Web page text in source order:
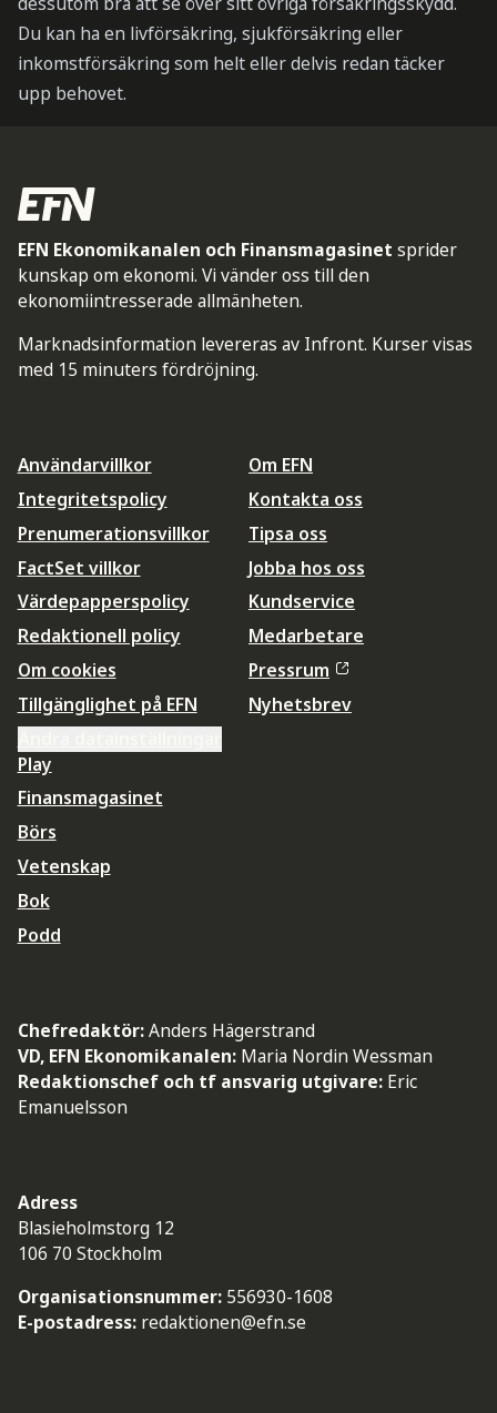
Du kan ha en livförsäkring, sjukförsäkring eller
inkomstförsäkring som helt eller delvis redan täcker
upp behovet.
EFN Ekonomikanalen och Finansmagasinet sprider
kunskap om ekonomi. Vi vänder oss till den
ekonomiintresserade allmänheten.
Marknadsinformation levereras av Infront. Kurser visas
med 15 minuters fördröjning.
Användarvillkor
Integritetspolicy
Prenumerationsvillkor
FactSet villkor
Värdepapperspolicy
Redaktionell policy
Om cookies
Tillgänglighet på EFN
Om EFN
Kontakta oss
Tipsa oss
Jobba hos oss
Kundservice
Medarbetare
Pressrum
Nyhetsbrev
Play
Finansmagasinet
Börs
Vetenskap
Bok
Podd
Chefredaktör:Anders Hägerstrand
VD, EFN Ekonomikanalen: Maria Nordin Wessman
Redaktionschef och tf ansvarig utgivare: Eric
Emanuelsson
Adress
Blasieholmstorg 12
106 70 Stockholm
Organisationsnummer: 556930-1608
E-postadress: redaktionen@efn.se